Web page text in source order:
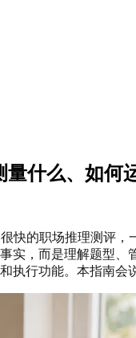
量什么、如
很快的职场推理测评
实，而是理解题型
执行功能。本指南会